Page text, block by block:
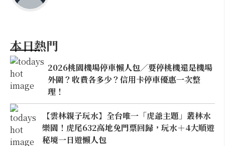
本日熱門
2026桃園機場停車懶人包／要停桃機還是機場
外圍？收費各多少？信用卡停車優惠一次整
理！
【雲林親子玩水】全台唯一「虎爺主題」叢林水
樂園！虎尾632高地免門票回歸，玩水＋4大順遊
秘境一日遊懶人包